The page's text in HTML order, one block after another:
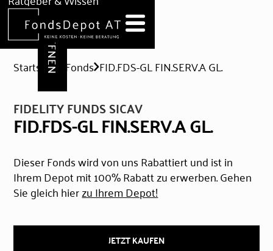
Hilfe & Formulare
DEPOT ERÖFFNEN
Startseite Fonds FID.FDS-GL FIN.SERV.A GL.
FIDELITY FUNDS SICAV
FID.FDS-GL FIN.SERV.A GL.
Dieser Fonds wird von uns Rabattiert und ist in
Ihrem Depot mit 100% Rabatt zu erwerben. Gehen
Sie gleich hierzu Ihrem Depot!
JETZT KAUFEN